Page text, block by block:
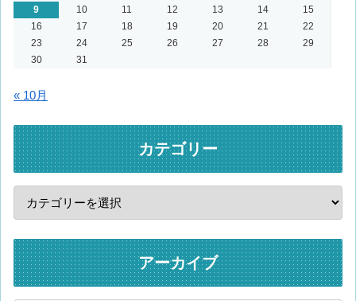
9
10 11 12 13 14
15
16
17 18 19 20 21
22
23
24 25 26 27 28
29
30
31
« 10月
カテゴリー
アーカイブ